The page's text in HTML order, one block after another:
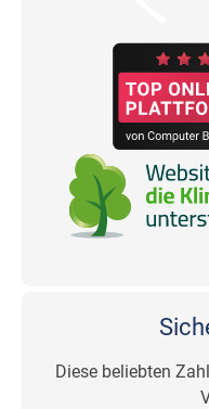
Diese beliebten